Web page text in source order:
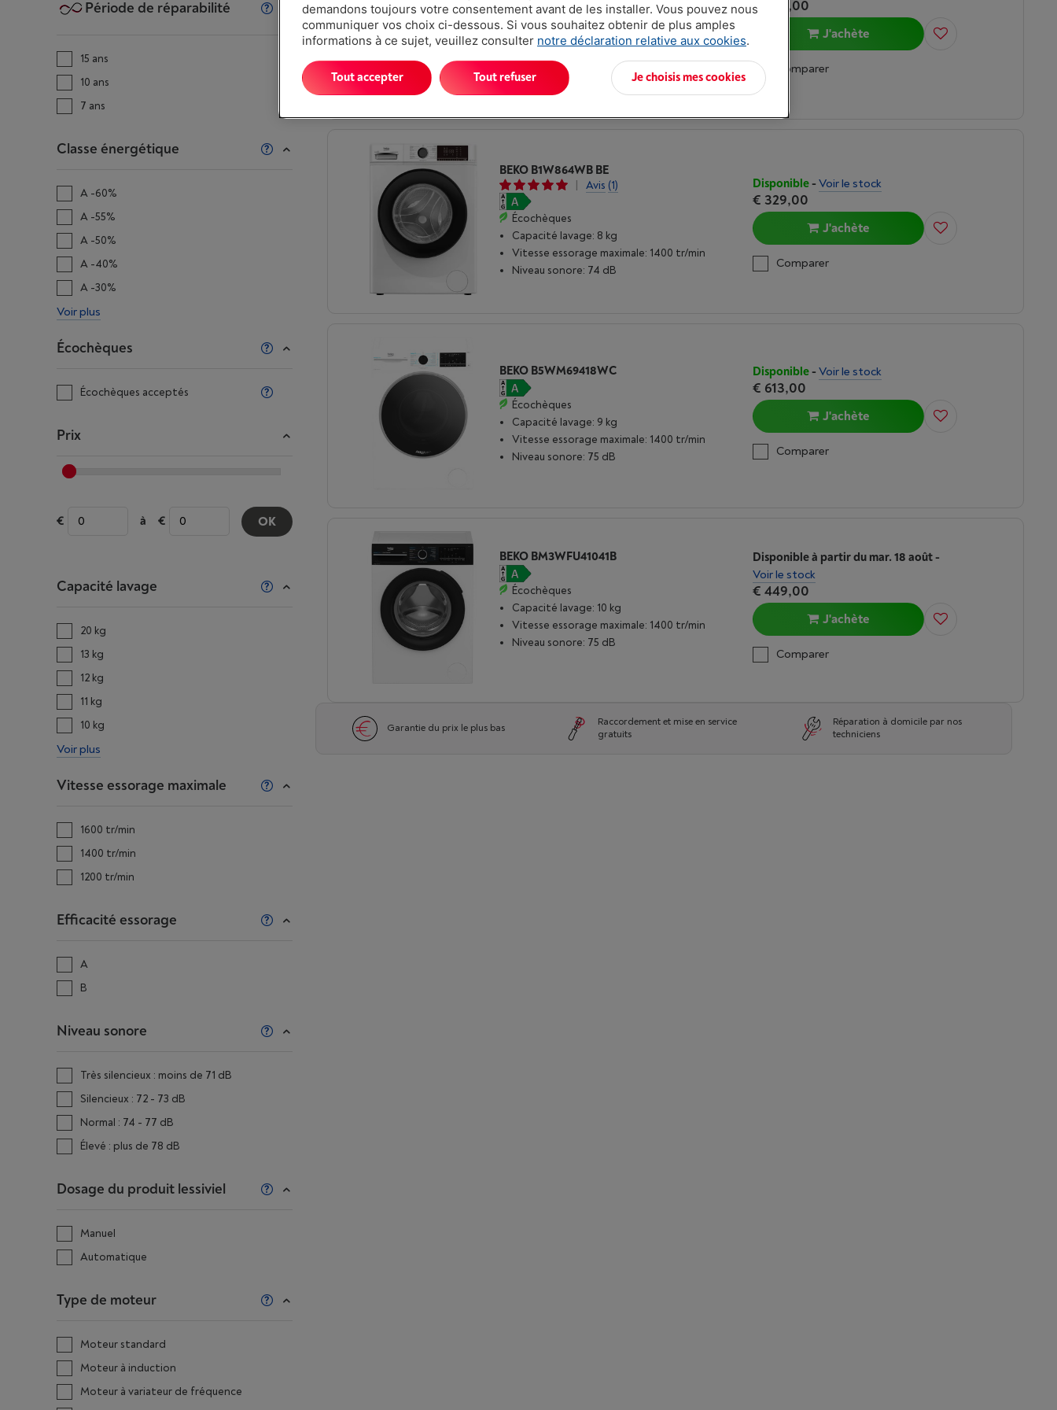
Période de réparabilité
15 ans
10 ans
7 ans
Classe énergétique
A -60%
A -55%
A -50%
A -40%
A -30%
Voir plus
Écochèques
Écochèques acceptés
Prix
à OK
Capacité lavage
20 kg
13 kg
12 kg
11 kg
10 kg
Voir plus
Vitesse essorage maximale
1600 tr/min
1400 tr/min
1200 tr/min
Efficacité essorage
A
B
Niveau sonore
Très silencieux : moins de 71 dB
Silencieux : 72 - 73 dB
Normal : 74 - 77 dB
Élevé : plus de 78 dB
Dosage du produit lessiviel
Manuel
Automatique
Type de moteur
Moteur standard
Moteur à induction
Moteur à variateur de fréquence
Garantie du prix le plus bas
Raccordement et mise en service
gratuits
Réparation à domicile par nos
techniciens
Écochèques
Capacité lavage: 9 kg
Vitesse essorage maximale: 1400 tr/min
Niveau sonore: 75 dB
€ 436,00
J'achète
Comparer
BEKO B1W864WB BE
Avis (1)
Écochèques
Capacité lavage: 8 kg
Vitesse essorage maximale: 1400 tr/min
Niveau sonore: 74 dB
Disponible- Voir le stock
€ 329,00
J'achète
Comparer
BEKO B5WM69418WC
Écochèques
Capacité lavage: 9 kg
Vitesse essorage maximale: 1400 tr/min
Niveau sonore: 75 dB
Disponible- Voir le stock
€ 613,00
J'achète
Comparer
BEKO BM3WFU41041B
Écochèques
Capacité lavage: 10 kg
Vitesse essorage maximale: 1400 tr/min
Niveau sonore: 75 dB
Disponible à partir du mar. 18 août-
Voir le stock
€ 449,00
J'achète
Comparer
demandons toujours votre consentement avant de les installer. Vous pouvez nous
communiquer vos choix ci-dessous. Si vous souhaitez obtenir de plus amples
informations à ce sujet, veuillez consulter notre déclaration relative aux cookies.
Je choisis mes cookies
Tout refuser
Tout accepter